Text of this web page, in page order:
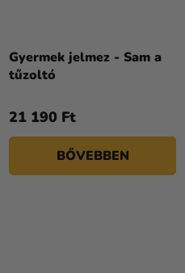
Gyermek jelmez - Sam a
tűzoltó
21 190 Ft
BŐVEBBEN